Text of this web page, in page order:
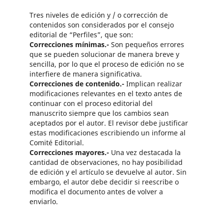
Tres niveles de edición y / o corrección de
contenidos son considerados por el consejo
editorial de “Perfiles”, que son:
Correcciones mínimas.- Son pequeños errores
que se pueden solucionar de manera breve y
sencilla, por lo que el proceso de edición no se
interfiere de manera significativa.
Correcciones de contenido.-Implican realizar
modificaciones relevantes en el texto antes de
continuar con el proceso editorial del
manuscrito siempre que los cambios sean
aceptados por el autor. El revisor debe justificar
estas modificaciones escribiendo un informe al
Comité Editorial.
Correcciones mayores.-Una vez destacada la
cantidad de observaciones, no hay posibilidad
de edición y el artículo se devuelve al autor. Sin
embargo, el autor debe decidir si reescribe o
modifica el documento antes de volver a
enviarlo.